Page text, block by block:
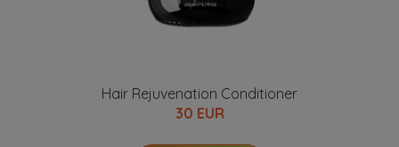
Hair Rejuvenation Conditioner
30 EUR